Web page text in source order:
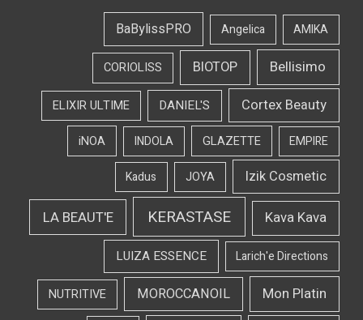
AMIKA
Angelica
BaBylissPRO
Bellisimo
BIOTOP
CORIOLISS
Cortex Beauty
DANIEL'S
ELIXIR ULTIME
EMPIRE
GLAZETTE
INDOLA
iNOA
Izik Cosmetic
JOYA
Kadus
Kava Kava
KERASTASE
LA BEAUT'E
Larich'e Directions
LUIZA ESSENCE
Mon Platin
MOROCCANOIL
NUTRITIVE